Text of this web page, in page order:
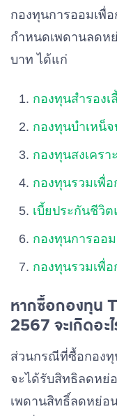
กองทุนการออมเพื่
กำหนดเพดานลดห
บาท ได้แก่
กองทุนสำรองเ
กองทุนบำเหน็
กองทุนสงเครา
กองทุนรวมเพื่อ
เบี้ยประกันชีวิ
กองทุนการออ
กองทุนรวมเพื่
หากซื้อกองทุน
2567 จะเกิดอะ
ส่วนกรณีที่ซื้อกองทุ
จะได้รับสิทธิลดหย่
เพดานสิทธิ์ลดหย่อ